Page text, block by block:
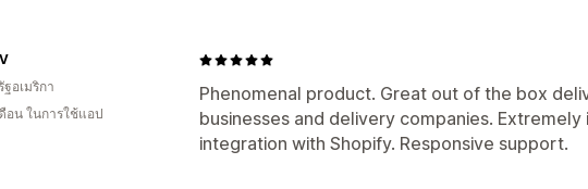
Phenomenal product. Great out of the box
businesses and delivery companies.
integration with Shopify. Responsive support.
ฐอเมริกา
อน ในการใช้แอป